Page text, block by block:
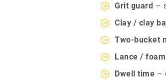
Grit guard –
Clay / clay
Two-bucket
Lance /
Dwell time –